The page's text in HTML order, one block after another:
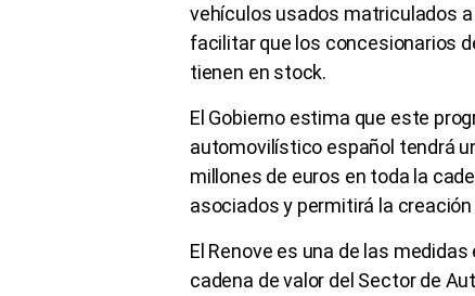
vehículos usados matriculados
facilitar que los concesionarios
tienen en stock.
El Gobierno estima que este
automovilístico español tendrá
millones de euros en toda la
asociados y permitirá la
El Renove es una de las
cadena de valor del Sector de